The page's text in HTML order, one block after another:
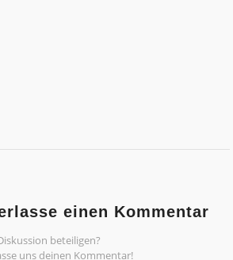
einen Kommentar
beteiligen?
uns deinen Kommentar!